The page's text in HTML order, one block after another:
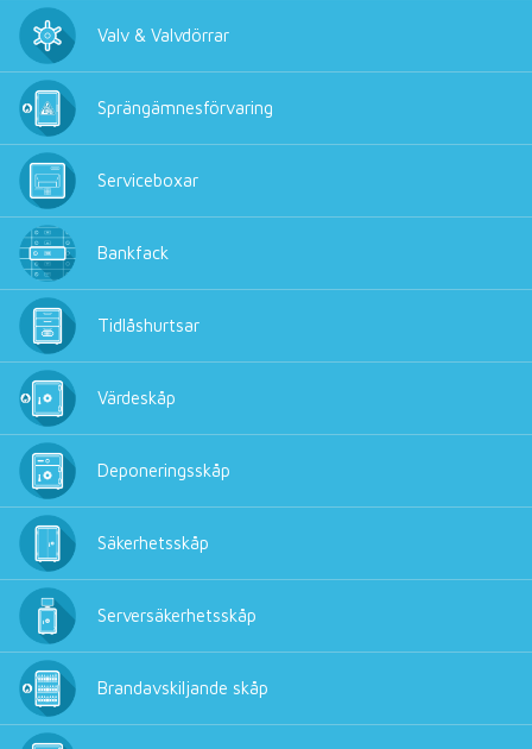
Valv & Valvdörrar
Sprängämnesförvaring
Serviceboxar
Bankfack
Tidlåshurtsar
Värdeskåp
Deponeringsskåp
Säkerhetsskåp
Serversäkerhetsskåp
Brandavskiljande skåp